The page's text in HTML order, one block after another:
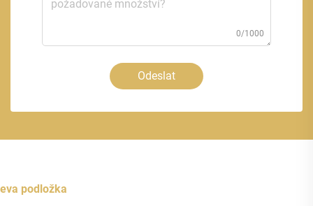
0/1000
Odeslat
eva podložka